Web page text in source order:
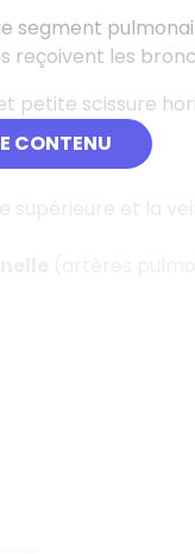
CONTENU
segment
reçoivent les
petite scissure